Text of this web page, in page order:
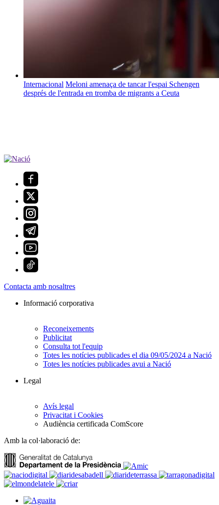
Internacional Meloni amenaça de tancar l'espai Schengen
després de l'entrada en tromba de migrants a Ceuta
Contacta amb nosaltres
Informació corporativa
Reconeixements
Publicitat
Consulta tot l'equip
Totes les notícies publicades el dia 09/05/2024 a Nació
Totes les notícies publicades avui a Nació
Legal
Avís legal
Privacitat i Cookies
Audiència certificada ComScore
Amb la col·laboració de: